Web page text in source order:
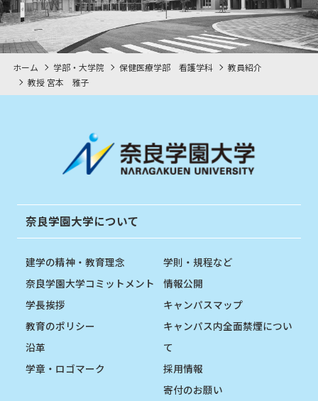
ホーム 学部・大学院 保健医療学部 看護学科
教員紹介
教授 宮本 雅子
奈良学園大学について
建学の精神・教育理念
奈良学園大学コミットメント
学長挨拶
教育のポリシー
沿革
学章・ロゴマーク
学則・規程など
情報公開
キャンパスマップ
キャンパス内全面禁煙につい
て
採用情報
寄付のお願い